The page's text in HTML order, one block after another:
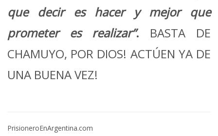
que decir es hacer y mejor que
prometer es realizar”. BASTA DE
CHAMUYO, POR DIOS! ACTÚEN YA DE
UNA BUENA VEZ!
PrisioneroEnArgentina.com